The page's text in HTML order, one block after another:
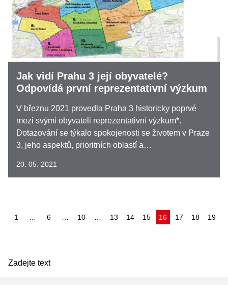
Jak vidí Prahu 3 její obyvatelé?
Odpovídá první reprezentativní výzkum
V březnu 2021 provedla Praha 3 historicky poprvé
mezi svými obyvateli reprezentativní výzkum*.
Dotazování se týkalo spokojenosti se životem v Praze
3, jeho aspektů, prioritních oblastí a…
20. 05. 2021
1 6 10 13 14 15 16
(aktuální)17 18 19
Zadejte text